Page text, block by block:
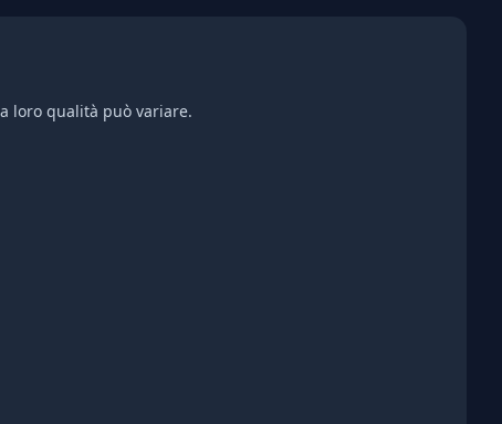
loro qualità può variare.